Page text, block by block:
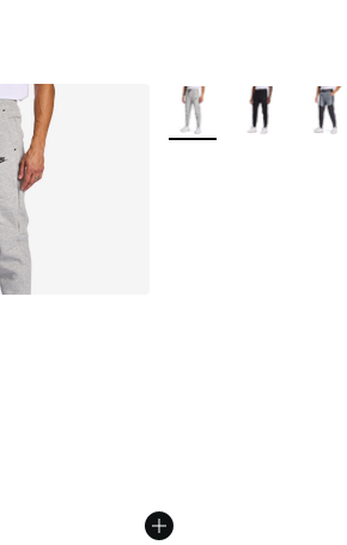
Plus de couleurs